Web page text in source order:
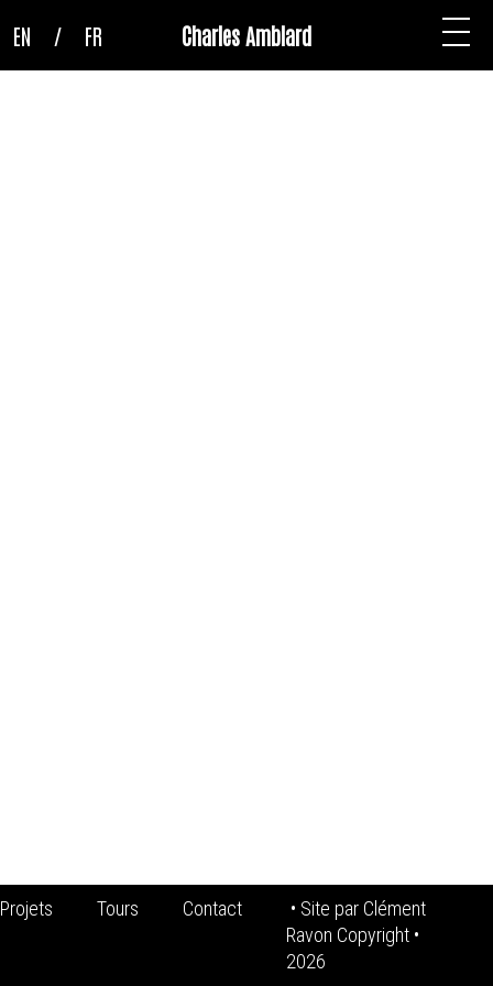
Charles Amblard
EN / FR
Projets Tours Contact • Site par Clément
Ravon Copyright •
2026